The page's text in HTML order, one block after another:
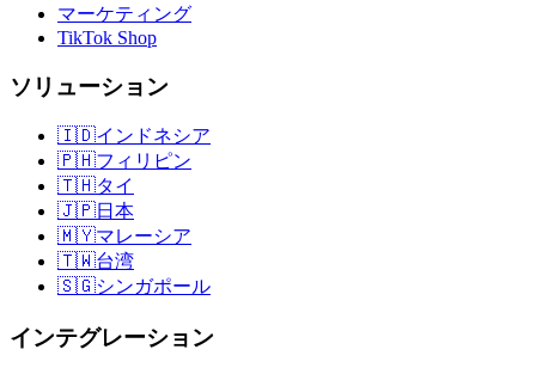
マーケティング
TikTok Shop
ソリューション
🇮🇩インドネシア
🇵🇭フィリピン
🇹🇭タイ
🇯🇵日本
🇲🇾マレーシア
🇹🇼台湾
🇸🇬シンガポール
インテグレーション